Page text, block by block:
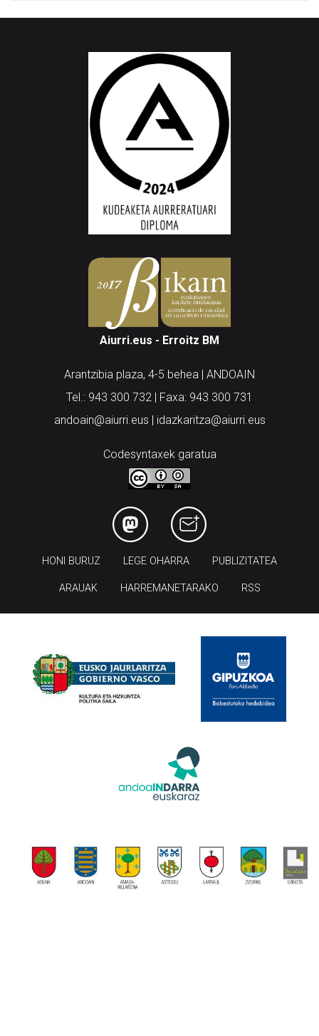
Aiurri.eus - Erroitz BM
Arantzibia plaza, 4-5 behea | ANDOAIN
Tel.: 943 300 732 | Faxa: 943 300 731
andoain@aiurri.eus | idazkaritza@aiurri.eus
Codesyntaxek garatua
HONI BURUZ LEGE OHARRA PUBLIZITATEA
ARAUAK HARREMANETARAKO RSS